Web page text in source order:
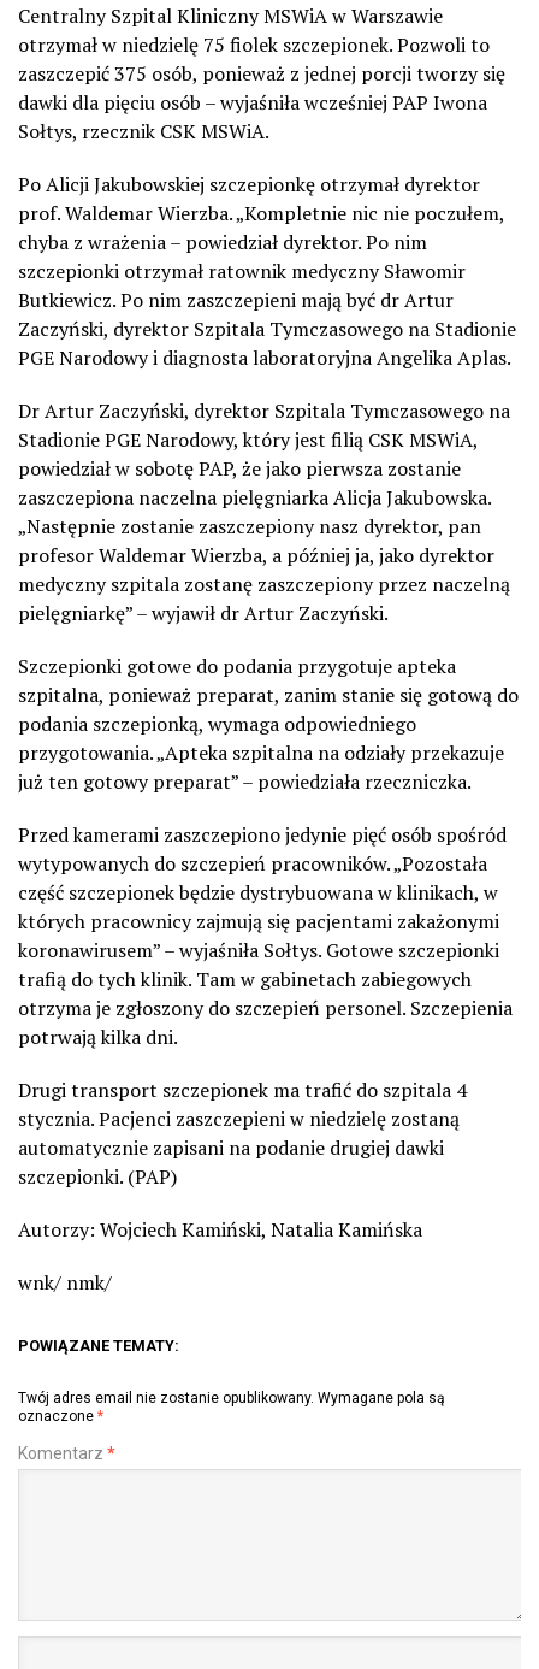
Centralny Szpital Kliniczny MSWiA w Warszawie
otrzymał w niedzielę 75 fiolek szczepionek. Pozwoli to
zaszczepić 375 osób, ponieważ z jednej porcji tworzy się
dawki dla pięciu osób – wyjaśniła wcześniej PAP Iwona
Sołtys, rzecznik CSK MSWiA.
Po Alicji Jakubowskiej szczepionkę otrzymał dyrektor
prof. Waldemar Wierzba. „Kompletnie nic nie poczułem,
chyba z wrażenia – powiedział dyrektor. Po nim
szczepionki otrzymał ratownik medyczny Sławomir
Butkiewicz. Po nim zaszczepieni mają być dr Artur
Zaczyński, dyrektor Szpitala Tymczasowego na Stadionie
PGE Narodowy i diagnosta laboratoryjna Angelika Aplas.
Dr Artur Zaczyński, dyrektor Szpitala Tymczasowego na
Stadionie PGE Narodowy, który jest filią CSK MSWiA,
powiedział w sobotę PAP, że jako pierwsza zostanie
zaszczepiona naczelna pielęgniarka Alicja Jakubowska.
„Następnie zostanie zaszczepiony nasz dyrektor, pan
profesor Waldemar Wierzba, a później ja, jako dyrektor
medyczny szpitala zostanę zaszczepiony przez naczelną
pielęgniarkę” – wyjawił dr Artur Zaczyński.
Szczepionki gotowe do podania przygotuje apteka
szpitalna, ponieważ preparat, zanim stanie się gotową do
podania szczepionką, wymaga odpowiedniego
przygotowania. „Apteka szpitalna na odziały przekazuje
już ten gotowy preparat” – powiedziała rzeczniczka.
Przed kamerami zaszczepiono jedynie pięć osób spośród
wytypowanych do szczepień pracowników. „Pozostała
część szczepionek będzie dystrybuowana w klinikach, w
których pracownicy zajmują się pacjentami zakażonymi
koronawirusem” – wyjaśniła Sołtys. Gotowe szczepionki
trafią do tych klinik. Tam w gabinetach zabiegowych
otrzyma je zgłoszony do szczepień personel. Szczepienia
potrwają kilka dni.
Drugi transport szczepionek ma trafić do szpitala 4
stycznia. Pacjenci zaszczepieni w niedzielę zostaną
automatycznie zapisani na podanie drugiej dawki
szczepionki. (PAP)
Autorzy: Wojciech Kamiński, Natalia Kamińska
wnk/ nmk/
POWIĄZANE TEMATY:
Twój adres email nie zostanie opublikowany. Wymagane pola są
oznaczone *
Komentarz *